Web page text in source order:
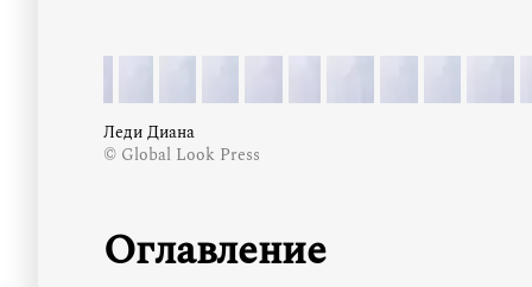
Леди Диана
© Global Look Press
Оглавление